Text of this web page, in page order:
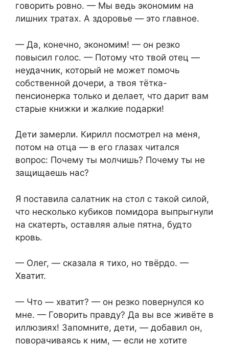
говорить ровно. — Мы ведь экономим на
лишних тратах. А здоровье — это главное.
— Да, конечно, экономим! — он резко
повысил голос. — Потому что твой отец —
неудачник, который не может помочь
собственной дочери, а твоя тётка-
пенсионерка только и делает, что дарит вам
старые книжки и жалкие подарки!
Дети замерли. Кирилл посмотрел на меня,
потом на отца — в его глазах читался
вопрос: Почему ты молчишь? Почему ты не
защищаешь нас?
Я поставила салатник на стол с такой силой,
что несколько кубиков помидора выпрыгнули
на скатерть, оставляя алые пятна, будто
кровь.
— Олег, — сказала я тихо, но твёрдо. —
Хватит.
— Что — хватит? — он резко повернулся ко
мне. — Говорить правду? Да вы все живёте в
иллюзиях! Запомните, дети, — добавил он,
поворачиваясь к ним, — если не хотите